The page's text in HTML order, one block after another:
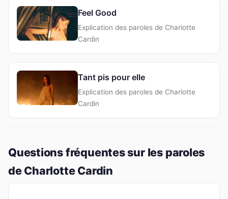
Feel Good
Explication des paroles de Charlotte
Cardin
Tant pis pour elle
Explication des paroles de Charlotte
Cardin
Questions fréquentes sur les paroles
de Charlotte Cardin